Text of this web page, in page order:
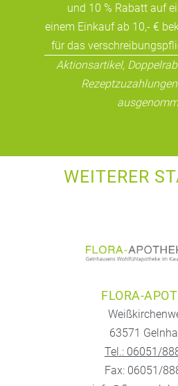
und 10 % Rabatt auf
einem Einkauf ab 10,- €
für das
Aktionsartikel,
WEITERER
FLORA-
63571
Tel.: 06051/
Fax: 06051/